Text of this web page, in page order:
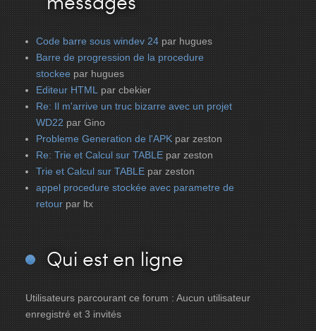
Code barre sous windev 24 par hugues
Barre de progression de la procedure
stockee par hugues
Editeur HTML par cbekier
Re: Il m'arrive un truc bizarre avec un projet
WD22 par Gino
Probleme Generation de l'APK par zeston
Re: Trie et Calcul sur TABLE par zeston
Trie et Calcul sur TABLE par zeston
appel procedure stockée avec parametre de
retour par ltx
Qui est en ligne
Utilisateurs parcourant ce forum : Aucun utilisateur
enregistré et 3 invités